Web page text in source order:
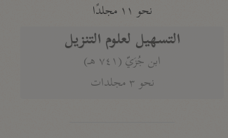
نحو ١١ مجلدًا
التسهيل لعلوم التنزيل
ابن جُزَيّ (٧٤١ هـ)
نحو ٣ مجلدات